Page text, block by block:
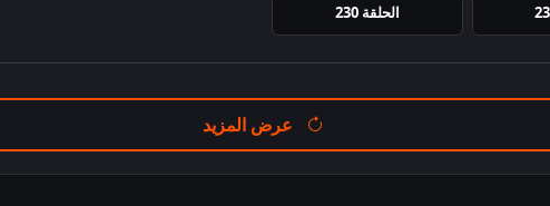
الحلقة 230
عرض المزيد